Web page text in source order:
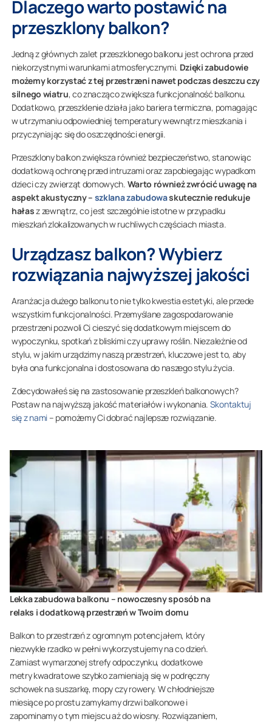
Dlaczego warto postawić na
przeszklony balkon?
Jedną z głównych zalet przeszklonego balkonu jest ochrona przed
niekorzystnymi warunkami atmosferycznymi. Dzięki zabudowie
możemy korzystać z tej przestrzeni nawet podczas deszczu czy
silnego wiatru, co znacząco zwiększa funkcjonalność balkonu.
Dodatkowo, przeszklenie działa jako bariera termiczna, pomagając
w utrzymaniu odpowiedniej temperatury wewnątrz mieszkania i
przyczyniając się do oszczędności energii.
Przeszklony balkon zwiększa również bezpieczeństwo, stanowiąc
dodatkową ochronę przed intruzami oraz zapobiegając wypadkom
dzieci czy zwierząt domowych. Warto również zwrócić uwagę na
aspekt akustyczny – szklana zabudowaskutecznie redukuje
hałasz zewnątrz, co jest szczególnie istotne w przypadku
mieszkań zlokalizowanych w ruchliwych częściach miasta.
Urządzasz balkon? Wybierz
rozwiązania najwyższej jakości
Aranżacja dużego balkonu to nie tylko kwestia estetyki, ale przede
wszystkim funkcjonalności. Przemyślane zagospodarowanie
przestrzeni pozwoli Ci cieszyć się dodatkowym miejscem do
wypoczynku, spotkań z bliskimi czy uprawy roślin. Niezależnie od
stylu, w jakim urządzimy naszą przestrzeń, kluczowe jest to, aby
była ona funkcjonalna i dostosowana do naszego stylu życia.
Zdecydowałeś się na zastosowanie przeszkleń balkonowych?
Postaw na najwyższą jakość materiałów i wykonania. Skontaktuj
się z nami– pomożemy Ci dobrać najlepsze rozwiązanie.
Lekka zabudowa balkonu – nowoczesny sposób na
relaks i dodatkową przestrzeń w Twoim domu
Balkon to przestrzeń z ogromnym potencjałem, który
niezwykle rzadko w pełni wykorzystujemy na co dzień.
Zamiast wymarzonej strefy odpoczynku, dodatkowe
metry kwadratowe szybko zamieniają się w podręczny
schowek na suszarkę, mopy czy rowery. W chłodniejsze
miesiące po prostu zamykamy drzwi balkonowe i
zapominamy o tym miejscu aż do wiosny. Rozwiązaniem,